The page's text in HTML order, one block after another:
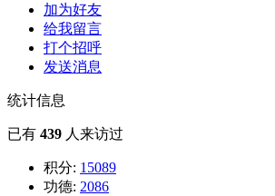
加为好友
给我留言
打个招呼
发送消息
统计信息
已有 439 人来访过
积分: 15089
功德: 2086